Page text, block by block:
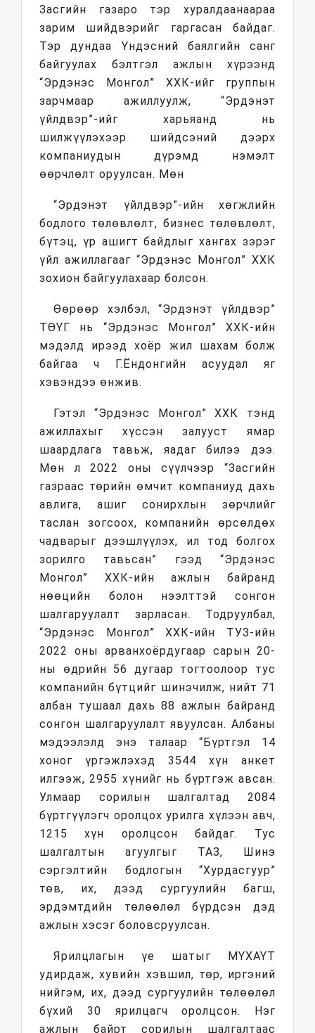
Засгийн газаро тэр хуралдаанаараа
зарим шийдвэрийг гаргасан байдаг.
Тэр дундаа Үндэсний баялгийн санг
байгуулах бэлтгэл ажлын хүрээнд
“Эрдэнэс Монгол” ХХК-ийг группын
зарчмаар ажиллуулж, “Эрдэнэт
үйлдвэр”-ийг харьяанд нь
шилжүүлэхээр шийдсэний дээрх
компаниудын дүрэмд нэмэлт
өөрчлөлт оруулсан. Мөн
“Эрдэнэт үйлдвэр”-ийн хөгжлийн
бодлого төлөвлөлт, бизнес төлөвлөлт,
бүтэц, үр ашигт байдлыг хангах зэрэг
үйл ажиллагааг “Эрдэнэс Монгол” ХХК
зохион байгуулахаар болсон.
Өөрөөр хэлбэл, “Эрдэнэт үйлдвэр”
ТӨҮГ нь “Эрдэнэс Монгол” ХХК-ийн
мэдэлд ирээд хоёр жил шахам болж
байгаа ч Г.Ёндонгийн асуудал яг
хэвэндээ өнжив.
Гэтэл “Эрдэнэс Монгол” ХХК тэнд
ажиллахыг хүссэн залууст ямар
шаардлага тавьж, яадаг билээ дээ.
Мөн л 2022 оны сүүлчээр “Засгийн
газраас төрийн өмчит компаниуд дахь
авлига, ашиг сонирхлын зөрчлийг
таслан зогсоох, компанийн өрсөлдөх
чадварыг дээшлүүлэх, ил тод болгох
зорилго тавьсан” гээд “Эрдэнэс
Монгол” ХХК-ийн ажлын байранд
нөөцийн болон нээлттэй сонгон
шалгаруулалт зарласан. Тодруулбал,
“Эрдэнэс Монгол” ХХК-ийн ТУЗ-ийн
2022 оны арванхоёрдугаар сарын 20-
ны өдрийн 56 дугаар тогтоолоор тус
компанийн бүтцийг шинэчилж, нийт 71
албан тушаал дахь 88 ажлын байранд
сонгон шалгаруулалт явуулсан. Албаны
мэдээлэлд энэ талаар “Бүртгэл 14
хоног үргэжлэхэд 3544 хүн анкет
илгээж, 2955 хүнийг нь бүртгэж авсан.
Улмаар сорилын шалгалтад 2084
бүртгүүлэгч оролцох урилга хүлээн авч,
1215 хүн оролцсон байдаг. Тус
шалгалтын агуулгыг ТАЗ, Шинэ
сэргэлтийн бодлогын “Хурдасгуур”
төв, их, дээд сургуулийн багш,
эрдэмтдийн төлөөлөл бүрдсэн дэд
ажлын хэсэг боловсруулсан.
Ярилцлагын үе шатыг МҮХАҮТ
удирдаж, хувийн хэвшил, төр, иргэний
нийгэм, их, дээд сургуулийн төлөөлөл
бүхий 30 ярилцагч оролцсон. Нэг
ажлын байрт сорилын шалгалтаас